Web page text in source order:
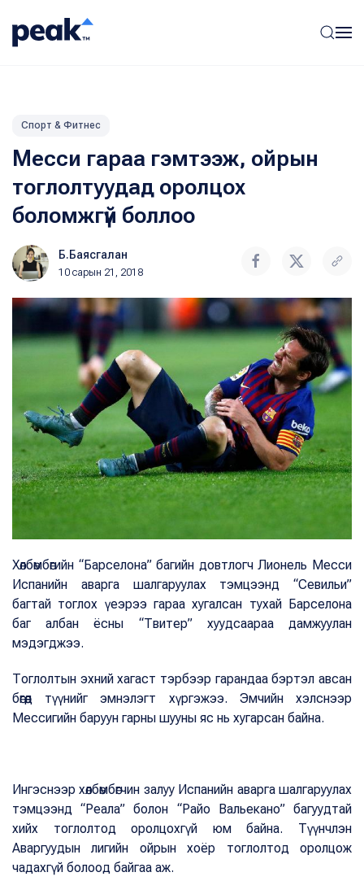
Спорт & Фитнес
Месси гараа гэмтээж, ойрын
тоглолтуудад оролцох
боломжгүй боллоо
Б.Баясгалан
10 сарын 21, 2018
Хөлбөмбөгийн “Барселона” багийн довтлогч Лионель Месси
Испанийн аварга шалгаруулах тэмцээнд “Севильи”
багтай тоглох үеэрээ гараа хугалсан тухай Барселона
баг албан ёсны “Твитер” хуудсаараа дамжуулан
мэдэгджээ.
Тоглолтын эхний хагаст тэрбээр гарандаа бэртэл авсан
бөгөөд түүнийг эмнэлэгт хүргэжээ. Эмчийн хэлснээр
Мессигийн баруун гарны шууны яс нь хугарсан байна.
Ингэснээр хөлбөмбөгчин залуу Испанийн аварга шалгаруулах
тэмцээнд “Реала” болон “Райо Вальекано” багуудтай
хийх тоглолтод оролцохгүй юм байна. Түүнчлэн
Аваргуудын лигийн ойрын хоёр тоглолтод оролцож
чадахгүй болоод байгаа аж.